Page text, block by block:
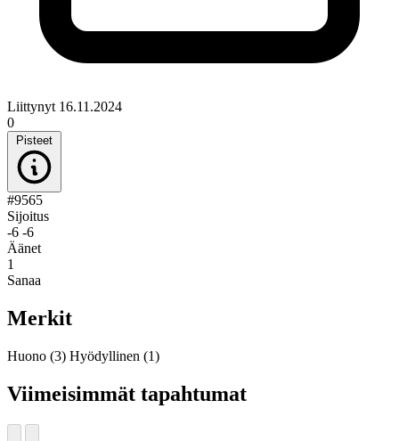
Liittynyt 16.11.2024
0
Pisteet
#9565
Sijoitus
-6 -6
Äänet
1
Sanaa
Merkit
Huono (3) Hyödyllinen (1)
Viimeisimmät tapahtumat